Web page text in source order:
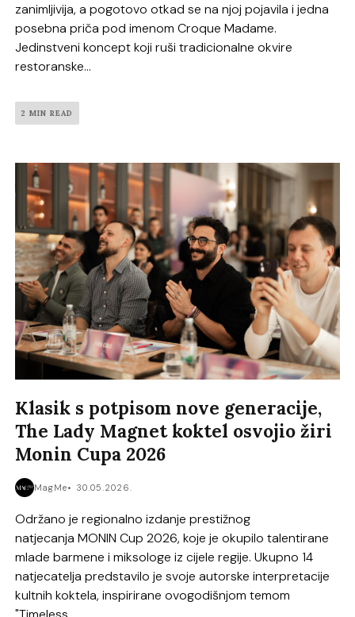
zanimljivija, a pogotovo otkad se na njoj pojavila i jedna
posebna priča pod imenom Croque Madame.
Jedinstveni koncept koji ruši tradicionalne okvire
restoranske...
2 MIN READ
Klasik s potpisom nove generacije,
The Lady Magnet koktel osvojio žiri
Monin Cupa 2026
MagMe 30.05.2026.
Održano je regionalno izdanje prestižnog
natjecanja MONIN Cup 2026, koje je okupilo talentirane
mlade barmene i miksologe iz cijele regije. Ukupno 14
natjecatelja predstavilo je svoje autorske interpretacije
kultnih koktela, inspirirane ovogodišnjom temom